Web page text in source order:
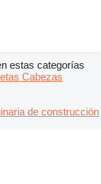
estas categorías
Cabezas
de construcción